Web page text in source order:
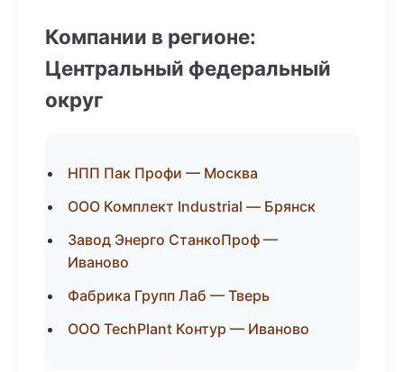
Компании в регионе:
Центральный федеральный
округ
НПП Пак Профи — Москва
ООО Комплект Industrial — Брянск
Завод Энерго СтанкоПроф —
Иваново
Фабрика Групп Лаб — Тверь
ООО TechPlant Контур — Иваново